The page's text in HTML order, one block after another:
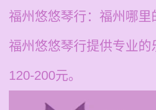
福州悠悠琴行：福州哪里
福州悠悠琴行提供专业
120-200元。